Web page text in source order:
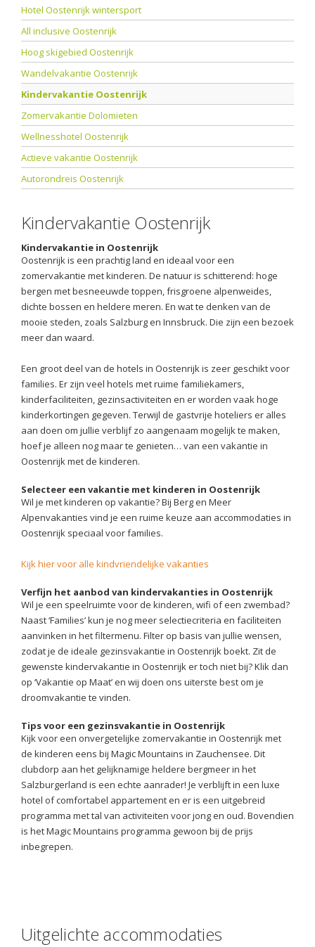
Hotel Oostenrijk wintersport
All inclusive Oostenrijk
Hoog skigebied Oostenrijk
Wandelvakantie Oostenrijk
Kindervakantie Oostenrijk
Zomervakantie Dolomieten
Wellnesshotel Oostenrijk
Actieve vakantie Oostenrijk
Autorondreis Oostenrijk
Kindervakantie Oostenrijk
Kindervakantie in Oostenrijk
Oostenrijk is een prachtig land en ideaal voor een
zomervakantie met kinderen. De natuur is schitterend: hoge
bergen met besneeuwde toppen, frisgroene alpenweides,
dichte bossen en heldere meren. En wat te denken van de
mooie steden, zoals Salzburg en Innsbruck. Die zijn een bezoek
meer dan waard.
Een groot deel van de hotels in Oostenrijk is zeer geschikt voor
families. Er zijn veel hotels met ruime familiekamers,
kinderfaciliteiten, gezinsactiviteiten en er worden vaak hoge
kinderkortingen gegeven. Terwijl de gastvrije hoteliers er alles
aan doen om jullie verblijf zo aangenaam mogelijk te maken,
hoef je alleen nog maar te genieten… van een vakantie in
Oostenrijk met de kinderen.
Selecteer een vakantie met kinderen in Oostenrijk
Wil je met kinderen op vakantie? Bij Berg en Meer
Alpenvakanties vind je een ruime keuze aan accommodaties in
Oostenrijk speciaal voor families.
Kijk hier voor alle kindvriendelijke vakanties
Verfijn het aanbod van kindervakanties in Oostenrijk
Wil je een speelruimte voor de kinderen, wifi of een zwembad?
Naast ‘Families’ kun je nog meer selectiecriteria en faciliteiten
aanvinken in het filtermenu. Filter op basis van jullie wensen,
zodat je de ideale gezinsvakantie in Oostenrijk boekt. Zit de
gewenste kindervakantie in Oostenrijk er toch niet bij? Klik dan
op ‘Vakantie op Maat’ en wij doen ons uiterste best om je
droomvakantie te vinden.
Tips voor een gezinsvakantie in Oostenrijk
Kijk voor een onvergetelijke zomervakantie in Oostenrijk met
de kinderen eens bij Magic Mountains in Zauchensee. Dit
clubdorp aan het gelijknamige heldere bergmeer in het
Salzburgerland is een echte aanrader! Je verblijft in een luxe
hotel of comfortabel appartement en er is een uitgebreid
programma met tal van activiteiten voor jong en oud. Bovendien
is het Magic Mountains programma gewoon bij de prijs
inbegrepen.
Uitgelichte accommodaties